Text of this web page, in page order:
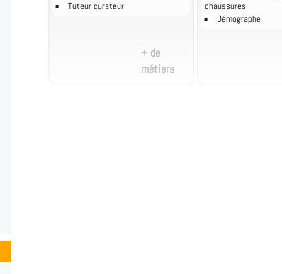
Tuteur curateur
+ de
métiers
chaussures
Démographe